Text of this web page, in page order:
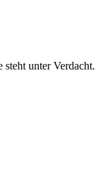
unter Verdacht.